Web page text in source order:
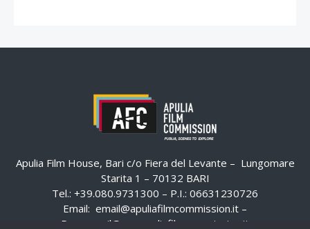
Apulia Film House, Bari c/o Fiera del Levante – Lungomare
Starita 1 – 70132 BARI
Tel.: +39.080.9731300 – P.I.: 06631230726
Email: email@apuliafilmcommission.it –
Pec:
email@pec.apuliafilmcommission.it